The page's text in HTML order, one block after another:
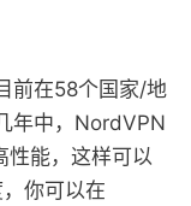
前在58个国家/地
年中，NordVPN
性能，这样可以
你可以在